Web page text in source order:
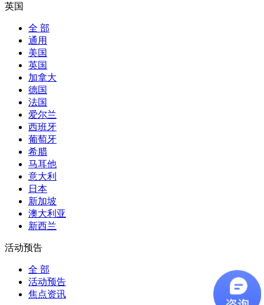
英国
全 部
通用
美国
英国
加拿大
德国
法国
爱尔兰
西班牙
葡萄牙
希腊
马耳他
意大利
日本
新加坡
澳大利亚
新西兰
活动预告
全 部
活动预告
焦点资讯